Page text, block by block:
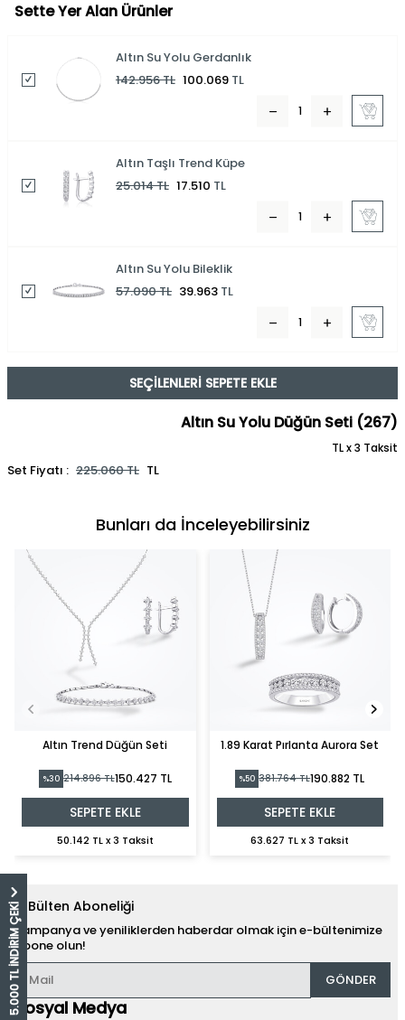
5.000 TL İNDİRİM ÇEKİ
Sette Yer Alan Ürünler
Altın Su Yolu Gerdanlık
142.956TL 100.069 TL
Altın Taşlı Trend Küpe
25.014TL 17.510 TL
Altın Su Yolu Bileklik
57.090TL 39.963 TL
SEÇILENLERI SEPETE EKLE
Altın Su Yolu Düğün Seti (267)
TL x 3 Taksit
Set Fiyatı : 225.060TL TL
Bunları da İnceleyebilirsiniz
Altın Trend Düğün Seti
%30 214.896 TL150.427 TL
SEPETE EKLE
50.142 TL x 3 Taksit
1.89 Karat Pırlanta Aurora Set
%50 381.764 TL190.882 TL
SEPETE EKLE
63.627 TL x 3 Taksit
E-Bülten Aboneliği
Kampanya ve yeniliklerden haberdar olmak için e-bültenimize
abone olun!
GÖNDER
Sosyal Medya